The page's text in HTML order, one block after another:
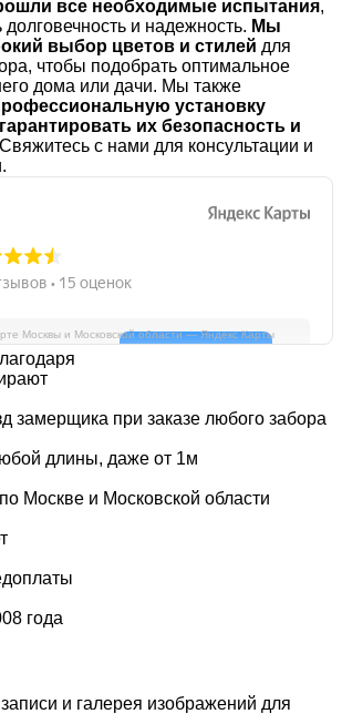
все необходимые испытания,
и надежность. Мы
выбор цветов и стилей для
чтобы подобрать оптимальное
дома или дачи. Мы также
установку
их безопасность и
Свяжитесь с нами для консультации и
Москвы и Московской области — Яндекс Карты
замерщика при заказе любого забора
длины, даже от 1м
Москве и Московской области
года